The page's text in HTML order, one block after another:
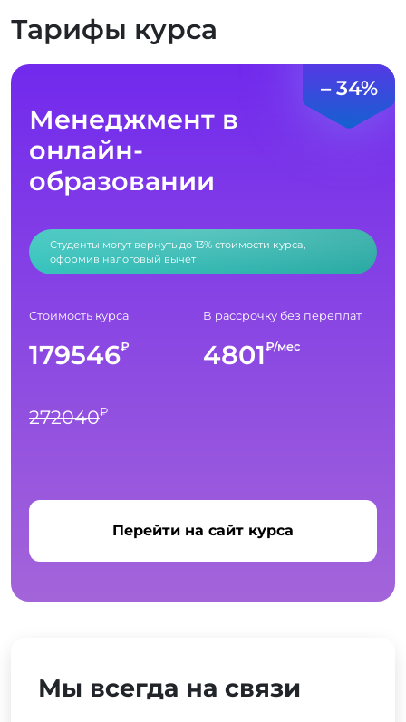
Тарифы курса
– 34%
Менеджмент в
онлайн-
образовании
Студенты могут вернуть до 13% стоимости курса,
оформив налоговый вычет
Стоимость курса
179546₽
272040₽
В рассрочку без переплат
4801₽/мес
Перейти на сайт курса
Мы всегда на связи